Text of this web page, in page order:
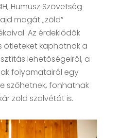
Humusz Szövetség
magát „zöld”
Az érdeklődők
ötleteket kaphatnak a
lehetőségeiről, a
folyamatairól egy
szőhetnek, fonhatnak
zöld szalvétát is.